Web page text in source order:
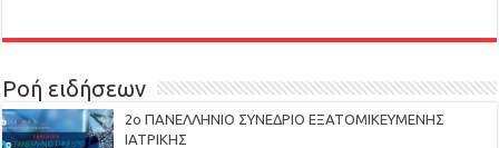
Ροή ειδήσεων
2ο ΠΑΝΕΛΛΗΝΙΟ ΣΥΝΕΔΡΙΟ ΕΞΑΤΟΜΙΚΕΥΜΕΝΗΣ
ΙΑΤΡΙΚΗΣ